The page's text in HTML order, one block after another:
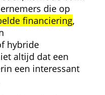
die op
financiering,
hybride
altijd dat een
een interessant